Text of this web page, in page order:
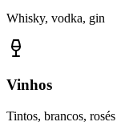
Whisky, vodka, gin
Vinhos
Tintos, brancos, rosés